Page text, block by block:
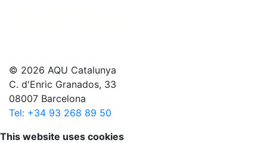
© 2026 AQU Catalunya
C. d'Enric Granados, 33
08007 Barcelona
Tel: +34 93 268 89 50
Scroll to top
This website uses cookies